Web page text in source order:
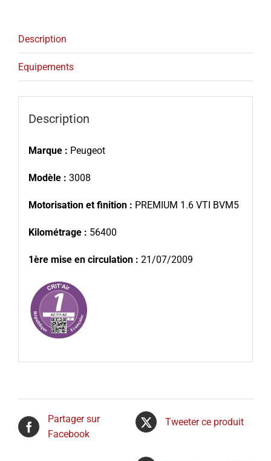
Description
Equipements
Description
Marque : Peugeot
Modèle : 3008
Motorisation et finition : PREMIUM 1.6 VTI BVM5
Kilométrage : 56400
1ère mise en circulation : 21/07/2009
Partager sur
Facebook
Tweeter ce produit